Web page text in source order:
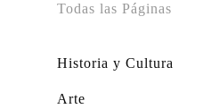
Todas las Páginas
Historia y Cultura
Arte